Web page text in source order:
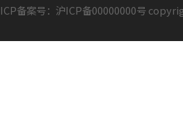
ICP备案号：沪ICP备00000000号